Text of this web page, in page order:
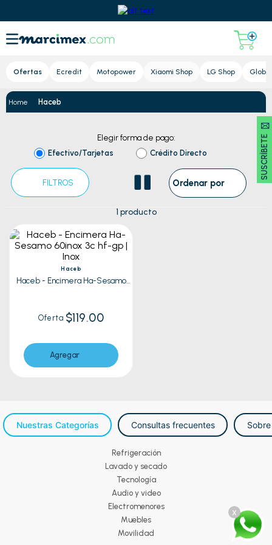
Ofertas Ecredit Motopower Xiaomi Shop LG Shop Global
SUSCRÍBETE 🖂
x
Haceb
Elegir forma de pago:
Efectivo/Tarjetas
Crédito Directo
FILTROS Ordenar por
1 producto
Haceb
Haceb - Encimera Ha-Sesamo
Oferta $119.00
Agregar
Nuestras Categorías Consultas frecuentes
Refrigeración
Lavado y secado
Tecnología
Audio y video
Electromenores
Muebles
Movilidad